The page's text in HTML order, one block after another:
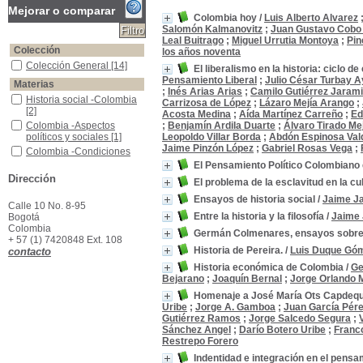
Colombia hoy / Luis Alberto Alvarez
Salomón Kalmanovitz ; Juan Gustavo
Leal Buitrago ; Miguel Urrutia Montoya ;
los años noventa
El liberalismo en la historia: ciclo
Pensamiento Liberal ; Julio César Turbay
; Inés Arias Arias ; Camilo Gutiérrez
Carrizosa de López ; Lázaro Mejía Arango ;
Acosta Medina ; Aída Martínez Carreño ;
; Benjamín Ardila Duarte ; Álvaro Tirado
Leopoldo Villar Borda ; Abdón Espinosa
Jaime Pinzón López ; Gabriel Rosas Vega ;
El Pensamiento Político Colombiano
El problema de la esclavitud en la
Ensayos de historia social / Jaime
Entre la historia y la filosofía / Jaime
Germán Colmenares, ensayos
Historia de Pereira. / Luis Duque
Historia económica de Colombia /
Bejarano ; Joaquín Bernal ; Jorge Orlando
Homenaje a José María Ots
Uribe ; Jorge A. Gamboa ; Juan García
Gutiérrez Ramos ; Jorge Salcedo Segura ;
Sánchez Angel ; Darío Botero Uribe ;
Restrepo Forero
Indentidad e integración en el
Mejorar o comparar
Colección
Colección General
Colección General [14]
Materias
Historia social -Colombia
Historia social -Colombia
[2]
Colombia -Aspectos políticos y sociales
Colombia -Aspectos
políticos y sociales [1]
Colombia -Condiciones Económicas
Colombia -Condiciones
Colombia -Condiciones económicas -Siglos XVIII-XX
Colombia -Condiciones
XX[1]
Colombia -Condiciones Sociales
Colombia -Condiciones
Sociales
Colombia -Deercho Indiano
Colombia -Deercho
Indiano
Colombia -Historia -Ensayos, Conferencias, Etc.
Colombia -Historia económica -Siglos XVIII-XX
Dirección
Calle 10 No. 8-95
Bogotá
Colombia
+ 57 (1) 7420848 Ext. 108
contacto